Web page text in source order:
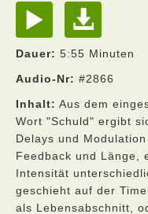
Dauer: 5:55 Minuten
Audio-Nr: #2866
Inhalt: Aus dem
Wort "Schuld" ergibt
Delays und
Feedback und Länge,
Intensität
geschieht auf der
als Lebensabschnitt,